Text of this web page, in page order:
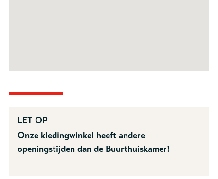
LET OP
Onze kledingwinkel heeft andere
openingstijden dan de Buurthuiskamer!